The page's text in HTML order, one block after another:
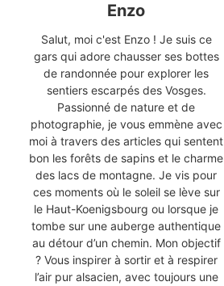
Enzo
Salut, moi c'est Enzo ! Je suis ce
gars qui adore chausser ses bottes
de randonnée pour explorer les
sentiers escarpés des Vosges.
Passionné de nature et de
photographie, je vous emmène avec
moi à travers des articles qui sentent
bon les forêts de sapins et le charme
des lacs de montagne. Je vis pour
ces moments où le soleil se lève sur
le Haut-Koenigsbourg ou lorsque je
tombe sur une auberge authentique
au détour d’un chemin. Mon objectif
? Vous inspirer à sortir et à respirer
l’air pur alsacien, avec toujours une